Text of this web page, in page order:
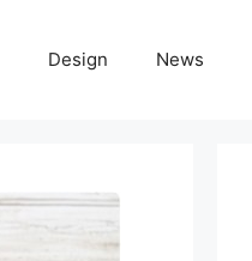
Design News